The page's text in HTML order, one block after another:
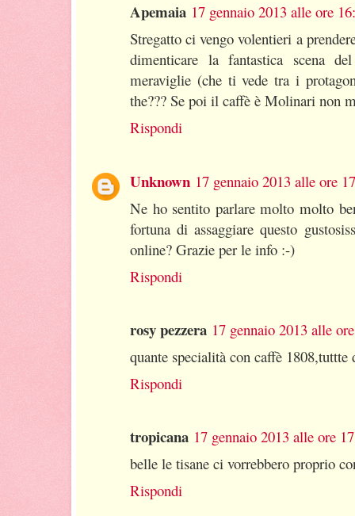
Apemaia 17 gennaio 2013 alle ore
Stregatto ci vengo volentieri a
dimenticare la fantastica scena
meraviglie (che ti vede tra i
the??? Se poi il caffè è Molinari non
Rispondi
Unknown 17 gennaio 2013 alle ore
Ne ho sentito parlare molto molto
fortuna di assaggiare questo
online? Grazie per le info :-)
Rispondi
rosy pezzera 17 gennaio 2013 alle
quante specialità con caffè 1808,tuttte
Rispondi
tropicana 17 gennaio 2013 alle ore
belle le tisane ci vorrebbero proprio
Rispondi